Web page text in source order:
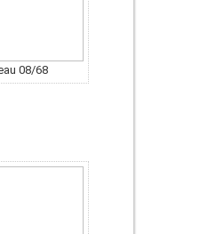
08/68